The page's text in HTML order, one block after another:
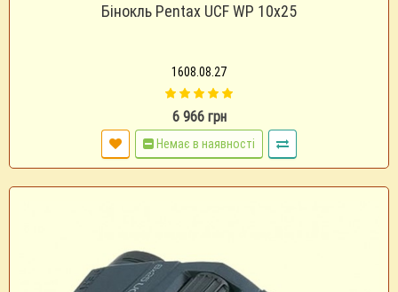
Бінокль Pentax UCF WP 10х25
1608.08.27
6 966 грн
Немає в наявності